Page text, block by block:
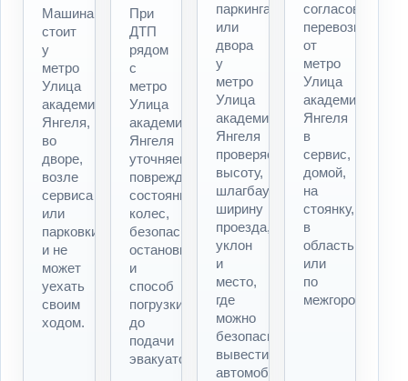
Машина
стоит
у
метро
Улица
академика
Янгеля,
во
дворе,
возле
сервиса
или
парковки
и не
может
уехать
своим
ходом.
При
ДТП
рядом
с
метро
Улица
академика
Янгеля
уточняем
повреждения,
состояние
колес,
безопасность
остановки
и
способ
погрузки
до
подачи
эвакуатора.
паркинга
или
двора
у
метро
Улица
академика
Янгеля
проверяем
высоту,
шлагбаум,
ширину
проезда,
уклон
и
место,
где
можно
безопасно
вывести
автомобиль.
согласовать
перевозку
от
метро
Улица
академика
Янгеля
в
сервис,
домой,
на
стоянку,
в
область
или
по
межгороду.